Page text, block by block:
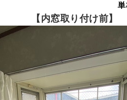
【内窓取り付け前】